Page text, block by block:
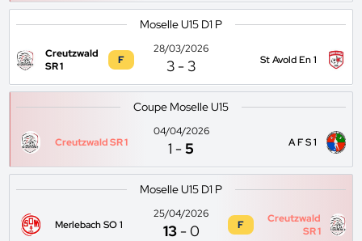
Moselle U15 D1 P
Creutzwald
SR 1
F
28/03/2026
3 - 3 St Avold En 1
Coupe Moselle U15
Creutzwald SR 1
04/04/2026
1 -5 A F S 1
Moselle U15 D1 P
Merlebach SO 1
25/04/2026
13 -0 F
Creutzwald
SR 1